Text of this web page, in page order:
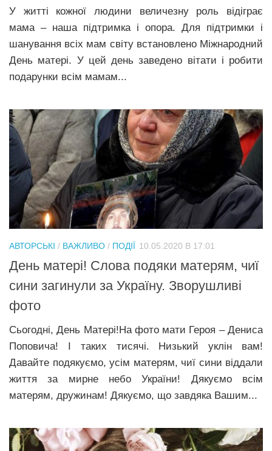
#Війна
У житті кожної людини величезну роль відіграє
мама – наша підтримка і опора. Для підтримки і
шанування всіх мам світу встановлено Міжнародний
День матері. У цей день заведено вітати і робити
подарунки всім мамам...
АВТОРСЬКІ / ВАЖЛИВО / ПОДІЇ 10.05.2020 В 17:01
День матері! Слова подяки матерям, чиї
сини загинули за Україну. Зворушливі
фото
Сьогодні, День Матері!На фото мати Героя – Дениса
Поповича! І таких тисячі. Низький уклін вам!
Давайте подякуємо, усім матерям, чиї сини віддали
життя за мирне небо України! Дякуємо всім
матерям, дружинам! Дякуємо, що завдяка Вашим...